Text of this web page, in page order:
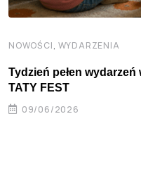
NOWOŚCI, WYDARZENIA
Tydzień pełen
TATY FEST
09/06/2026